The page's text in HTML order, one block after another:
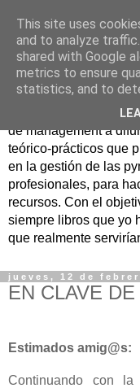
Nuevo
Libro
Nace con la misión
de management a
teórico-prácticos que
en la gestión de las
profesionales, para
recursos. Con el
siempre libros que yo
que realmente
jueves, 12 de
EN CLAVE
Estimados amig@s:
Continuando con la
This site uses
and to analyze
shared with Google
metrics to ensure
statistics, and to